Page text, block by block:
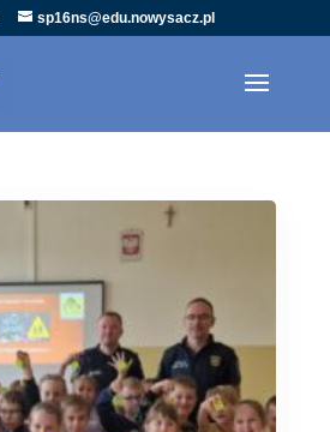
sp16ns@edu.nowysacz.pl